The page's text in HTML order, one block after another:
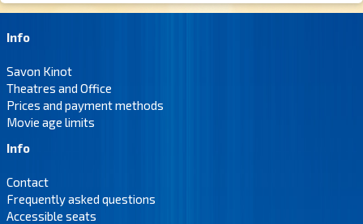
Info
Savon Kinot
Theatres and Office
Prices and payment methods
Movie age limits
Info
Contact
Frequently asked questions
Accessible seats